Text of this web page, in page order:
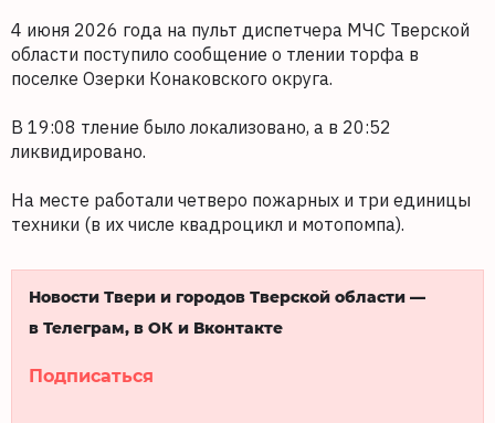
4 июня 2026 года на пульт диспетчера МЧС Тверской
области поступило сообщение о тлении торфа в
поселке Озерки Конаковского округа.
В 19:08 тление было локализовано, а в 20:52
ликвидировано.
На месте работали четверо пожарных и три единицы
техники (в их числе квадроцикл и мотопомпа).
Новости Твери и городов Тверской области —
в Телеграм, в ОК и Вконтакте
Подписаться